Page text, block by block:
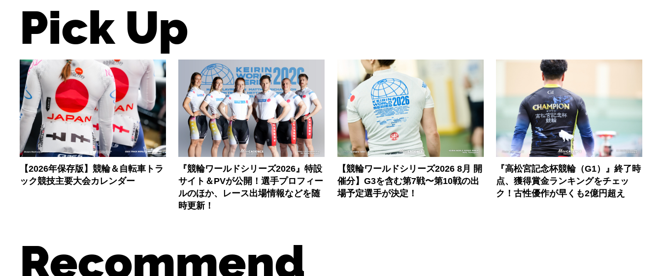
Pick Up
【2026年保存版】競輪＆自転車トラ
ック競技主要大会カレンダー
『競輪ワールドシリーズ2026』特設
サイト＆PVが公開！選手プロフィー
ルのほか、レース出場情報などを随
時更新！
【競輪ワールドシリーズ2026 8月 開
催分】G3を含む第7戦〜第10戦の出
場予定選手が決定！
『高松宮記念杯競輪（G1）』終了時
点、獲得賞金ランキングをチェッ
ク！古性優作が早くも2億円超え
Recommend